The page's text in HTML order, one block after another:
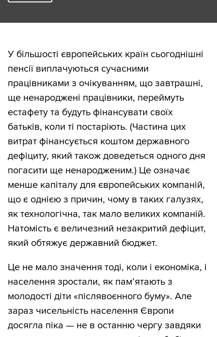
У більшості європейських країн сьогоднішні
пенсії виплачуються сучасними
працівниками з очікуванням, що завтрашні,
ще ненароджені працівники, переймуть
естафету та будуть фінансувати своїх
батьків, коли ті постаріють. (Частина цих
витрат фінансується коштом державного
дефіциту, який також доведеться одного дня
погасити ще ненародженим.) Це означає
менше капіталу для європейських компаній,
що є однією з причин, чому в таких галузях,
як технологічна, так мало великих компаній.
Натомість є величезний незакритий дефіцит,
який обтяжує державний бюджет.
Це не мало значення тоді, коли і економіка, і
населення зростали, як пам’ятають з
молодості діти «післявоєнного буму». Але
зараз чисельність населення Європи
досягла піка — не в останню чергу завдяки